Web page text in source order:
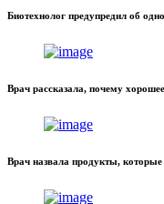
Биотехнолог предупредил об
Врач рассказала, почему хорошее
Врач назвала продукты, которые